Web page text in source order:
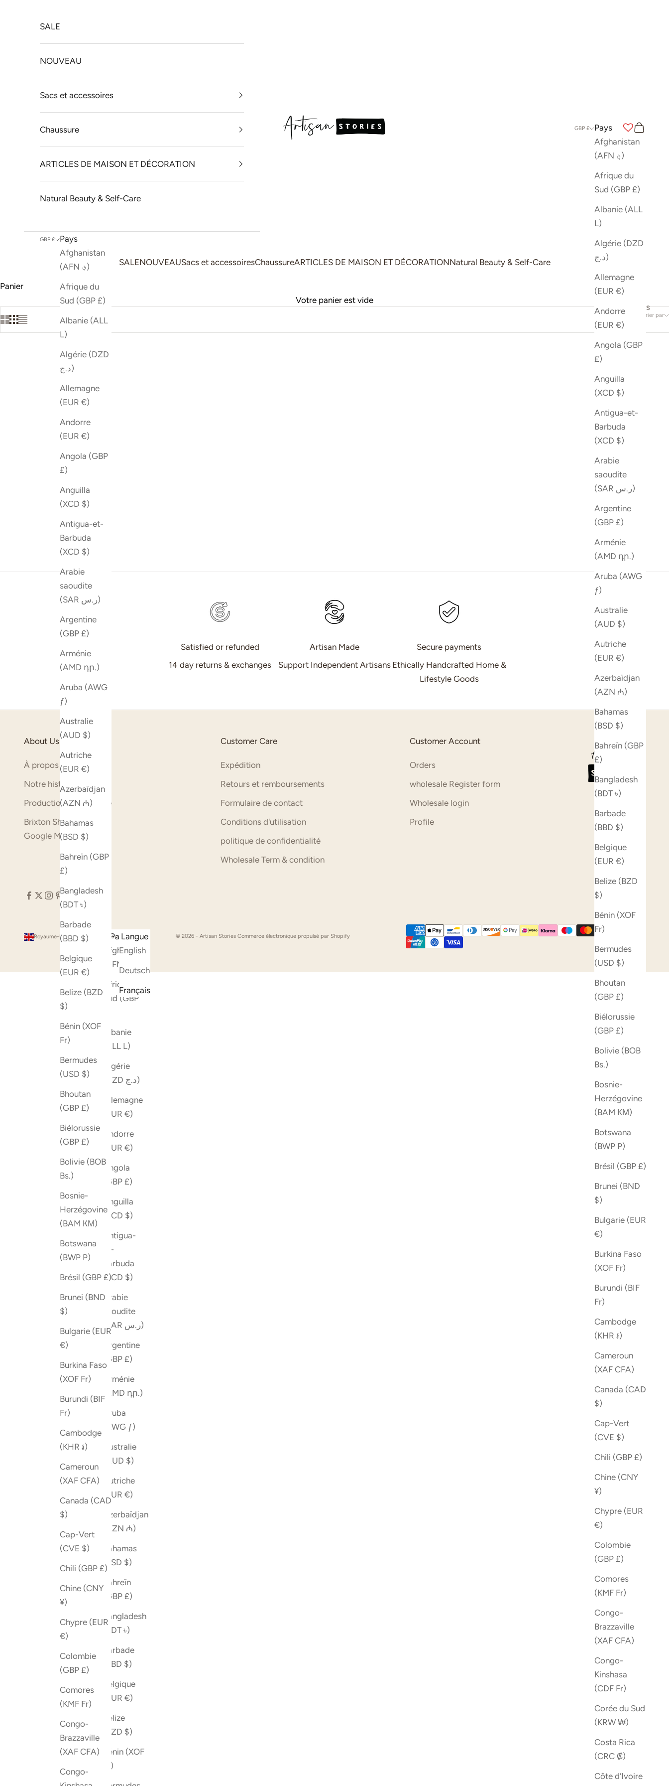
Artisan Stories
SALENOUVEAUSacs et accessoiresChaussureARTICLES DE MAISON ET DÉCORATIONNatural Beauty & Self-Care
GBP £
Pays
Afghanistan
(AFN ؋)
Afrique du
Sud (GBP £)
Albanie (ALL
L)
Algérie (DZD
د.ج)
Allemagne
(EUR €)
Andorre
(EUR €)
Angola (GBP
£)
Anguilla
(XCD $)
Antigua-et-
Barbuda
(XCD $)
Arabie
saoudite
(SAR ر.س)
Argentine
(GBP £)
Arménie
(AMD դր.)
Aruba (AWG
ƒ)
Australie
(AUD $)
Autriche
(EUR €)
Azerbaïdjan
(AZN ₼)
Bahamas
(BSD $)
Bahreïn (GBP
£)
Bangladesh
(BDT ৳)
Barbade
(BBD $)
Belgique
(EUR €)
Belize (BZD
$)
Bénin (XOF
Fr)
Bermudes
(USD $)
Bhoutan
(GBP £)
Biélorussie
(GBP £)
Bolivie (BOB
Bs.)
Bosnie-
Herzégovine
(BAM КМ)
Botswana
(BWP P)
Brésil (GBP £)
Brunei (BND
$)
Bulgarie (EUR
€)
Burkina Faso
(XOF Fr)
Burundi (BIF
Fr)
Cambodge
(KHR ៛)
Cameroun
(XAF CFA)
Canada (CAD
$)
Cap-Vert
(CVE $)
Chili (GBP £)
Chine (CNY
¥)
Chypre (EUR
€)
Colombie
(GBP £)
Comores
(KMF Fr)
Congo-
Brazzaville
(XAF CFA)
Congo-
Kinshasa
(CDF Fr)
Corée du Sud
(KRW ₩)
Costa Rica
(CRC ₡)
Côte d’Ivoire
Recherche
Panier
SALE
NOUVEAU
Sacs et accessoires
Chaussure
ARTICLES DE MAISON ET DÉCORATION
Natural Beauty & Self-Care
GBP £
Pays
Afghanistan
(AFN ؋)
Afrique du
Sud (GBP £)
Albanie (ALL
L)
Algérie (DZD
د.ج)
Allemagne
(EUR €)
Andorre
(EUR €)
Angola (GBP
£)
Anguilla
(XCD $)
Antigua-et-
Barbuda
(XCD $)
Arabie
saoudite
(SAR ر.س)
Argentine
(GBP £)
Arménie
(AMD դր.)
Aruba (AWG
ƒ)
Australie
(AUD $)
Autriche
(EUR €)
Azerbaïdjan
(AZN ₼)
Bahamas
(BSD $)
Bahreïn (GBP
£)
Bangladesh
(BDT ৳)
Barbade
(BBD $)
Belgique
(EUR €)
Belize (BZD
$)
Bénin (XOF
Fr)
Bermudes
(USD $)
Bhoutan
(GBP £)
Biélorussie
(GBP £)
Bolivie (BOB
Bs.)
Bosnie-
Herzégovine
(BAM КМ)
Botswana
(BWP P)
Brésil (GBP £)
Brunei (BND
$)
Bulgarie (EUR
€)
Burkina Faso
(XOF Fr)
Burundi (BIF
Fr)
Cambodge
(KHR ៛)
Cameroun
(XAF CFA)
Canada (CAD
$)
Cap-Vert
(CVE $)
Chili (GBP £)
Chine (CNY
¥)
Chypre (EUR
€)
Colombie
(GBP £)
Comores
(KMF Fr)
Congo-
Brazzaville
(XAF CFA)
Congo-
Panier
Votre panier est vide
Trier par
3 produits
Safa Pot en céramique
Satisfied or refunded
14 day returns & exchanges
Artisan Made
Support Independent Artisans
Secure payments
Ethically Handcrafted Home &
Lifestyle Goods
About Us
À propos de nous
Notre histoire
Production et durabilité
Brixton Shop (ouvre sur
Google Maps)
Customer Care
Expédition
Retours et remboursements
Formulaire de contact
Conditions d'utilisation
politique de confidentialité
Wholesale Term & condition
Customer Account
Orders
wholesale Register form
Wholesale login
Profile
Royaume-Uni (GBP £)
Pays
Afghanistan
Afrique du
Sud (GBP
Albanie
(ALL L)
Algérie
(DZD د.ج)
Allemagne
(EUR €)
Andorre
(EUR €)
Angola
(GBP £)
Anguilla
(XCD $)
Antigua-
et-
Barbuda
(XCD $)
Arabie
saoudite
(SAR ر.س)
Argentine
(GBP £)
Arménie
(AMD դր.)
Aruba
(AWG ƒ)
Australie
(AUD $)
Autriche
(EUR €)
Azerbaïdjan
(AZN ₼)
Bahamas
(BSD $)
Bahreïn
(GBP £)
Bangladesh
(BDT ৳)
Barbade
(BBD $)
Belgique
(EUR €)
Belize
(BZD $)
Bénin (XOF
Fr)
Français
Langue
English
Deutsch
Français
© 2026 - Artisan Stories Commerce électronique propulsé par Shopify